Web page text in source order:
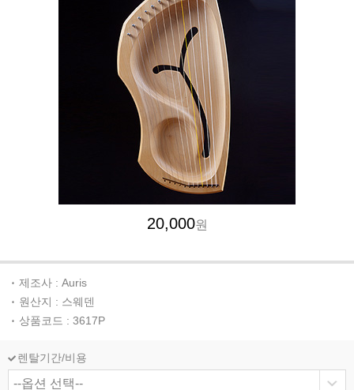
20,000원
제조사 : Auris
원산지 : 스웨덴
상품코드 : 3617P
렌탈기간/비용